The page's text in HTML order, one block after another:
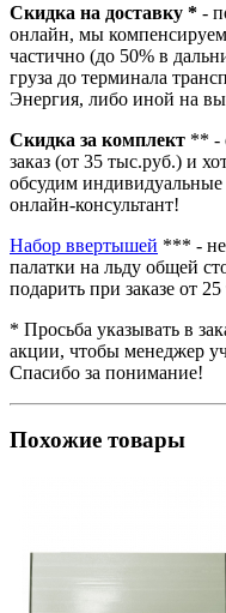
Скидка на доставку * -
онлайн, мы
частично (до 50% в
груза до терминала
Энергия, либо иной на
Скидка за комплект ** -
заказ (от 35 тыс.руб.) и
обсудим индивидуальные
онлайн-консультант!
Набор ввертышей *** -
палатки на льду общей
подарить при заказе от
* Просьба указывать в
акции, чтобы менеджер
Спасибо за понимание!
Похожие товары